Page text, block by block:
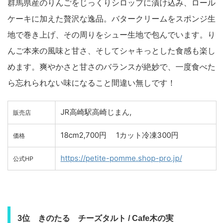
群馬県産のりんごをじっくりシロップに漬け込み、ロール
ケーキに加えた贅沢な逸品。バタークリームをスポンジ生
地で巻き上げ、その周りをシュー生地で包んでいます。り
んご本来の風味と甘さ、そしてシャキっとした食感も楽し
めます。爽やかさと甘さのバランスが絶妙で、一度食べた
ら忘れられない味になること間違い無しです！
販売店 JR高崎駅高崎じまん,
価格 18cm2,700円 1カット冷凍300円
公式HP https://petite-pomme.shop-pro.jp/
3位 きのたる チーズタルト / Cafe木の実